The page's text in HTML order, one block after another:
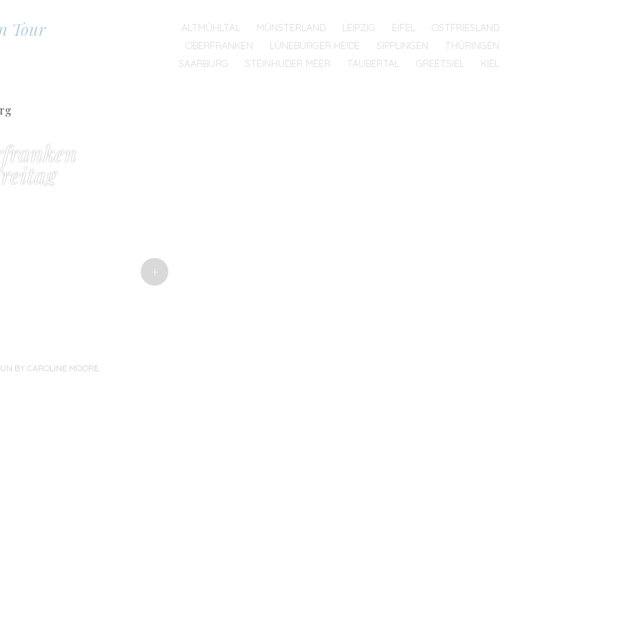
Tour
MENU
SKIP TO CONTENT
ALTMÜHLTAL MÜNSTERLAND LEIPZIG EIFEL
OSTFRIESLAND
OBERFRANKEN
LÜNEBURGER HEIDE SIPPLINGEN
THÜRINGEN
SAARBURG
STEINHUDER MEER TAUBERTAL GREETSIEL KIEL
+
BYCAROLINE MOORE.